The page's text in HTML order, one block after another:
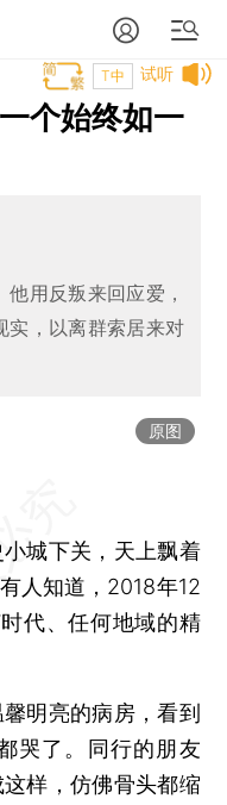
试听
T中
个始终如一
用反叛来回应爱，
实，以离群索居来对
原图
城下关，天上飘着
人知道，2018年12
代、任何地域的精
明亮的病房，看到
哭了。同行的朋友
样，仿佛骨头都缩